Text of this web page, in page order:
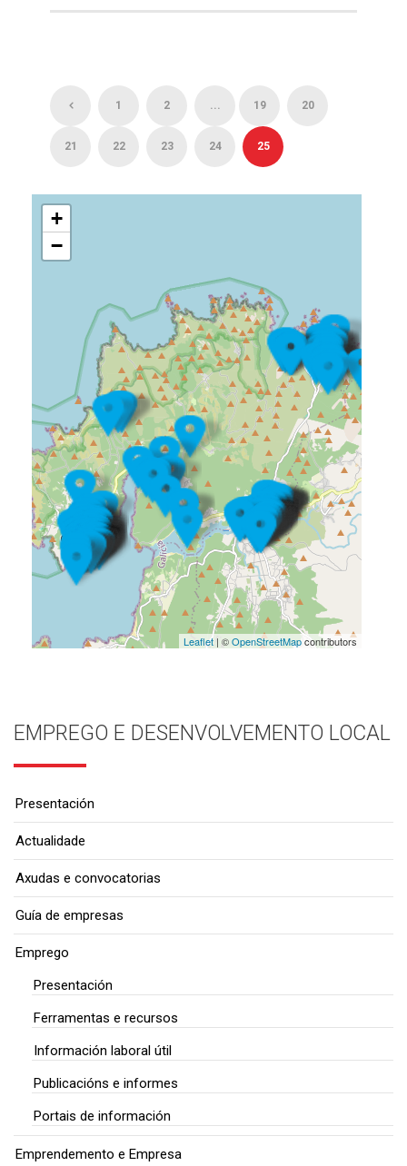
1 2 ... 19 20
21 22 23 24 25
+
−
Leaflet| ©OpenStreetMapcontributors
EMPREGO E DESENVOLVEMENTO LOCAL
Presentación
Actualidade
Axudas e convocatorias
Guía de empresas
Emprego
Presentación
Ferramentas e recursos
Información laboral útil
Publicacións e informes
Portais de información
Emprendemento e Empresa